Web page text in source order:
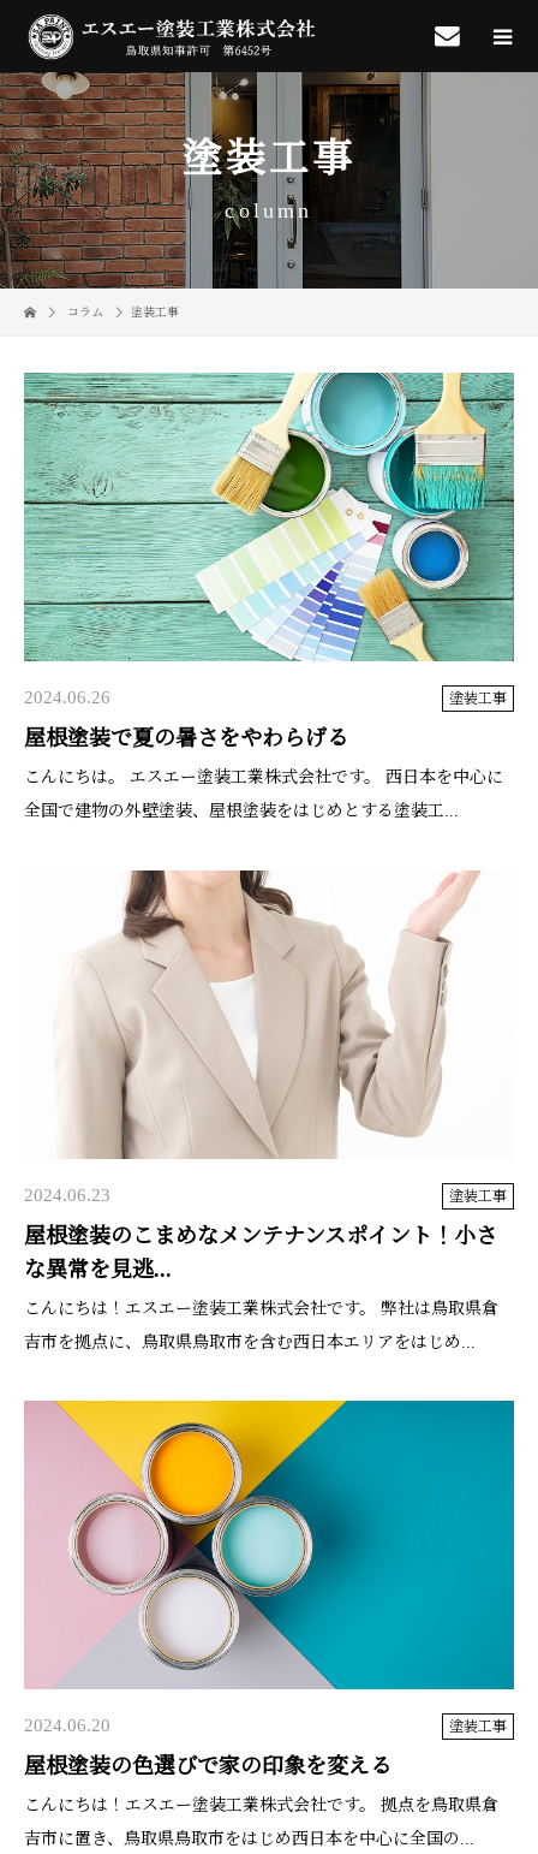
塗装工事
column
コラム 塗装工事
2024.06.26 塗装工事
屋根塗装で夏の暑さをやわらげる
こんにちは。 エスエー塗装工業株式会社です。 西日本を中心に
全国で建物の外壁塗装、屋根塗装をはじめとする塗装工...
2024.06.23 塗装工事
屋根塗装のこまめなメンテナンスポイント！小さ
な異常を見逃...
こんにちは！エスエー塗装工業株式会社です。 弊社は鳥取県倉
吉市を拠点に、鳥取県鳥取市を含む西日本エリアをはじめ...
2024.06.20 塗装工事
屋根塗装の色選びで家の印象を変える
こんにちは！エスエー塗装工業株式会社です。 拠点を鳥取県倉
吉市に置き、鳥取県鳥取市をはじめ西日本を中心に全国の...